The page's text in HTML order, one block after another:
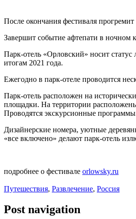
После окончания фестиваля
Завершит событие афтепати в ночном
Парк-отель «Орловский» носит
итогам 2021 года.
Ежегодно в парк-отеле проводится
Парк-отель расположен на
площадки. На территории
Проводятся экскурсионные
Дизайнерские номера, уютные
«все включено» делают парк-отель
подробнее о фестивале orlowsky.ru
Путешествия, Развлечение, Россия
Post navigation